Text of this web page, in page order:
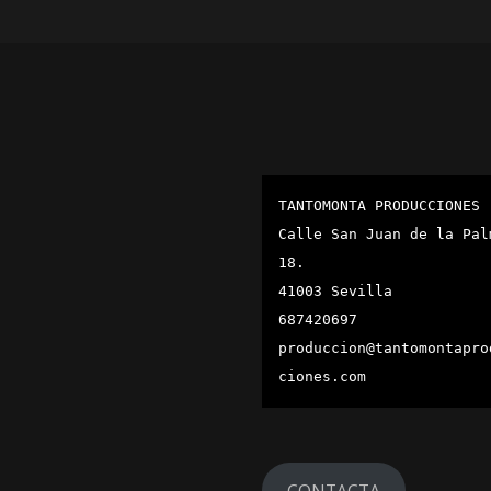
TANTOMONTA PRODUCCIONES
Calle San Juan de la
18.
41003 Sevilla
687420697
ciones.com